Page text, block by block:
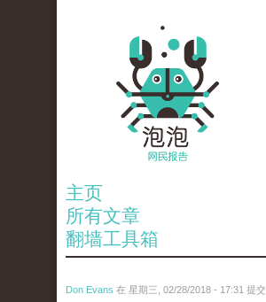
主页
所有文章
翻墙工具箱
Don Evans 在 星期三, 02/28/2018 - 17:31 提交